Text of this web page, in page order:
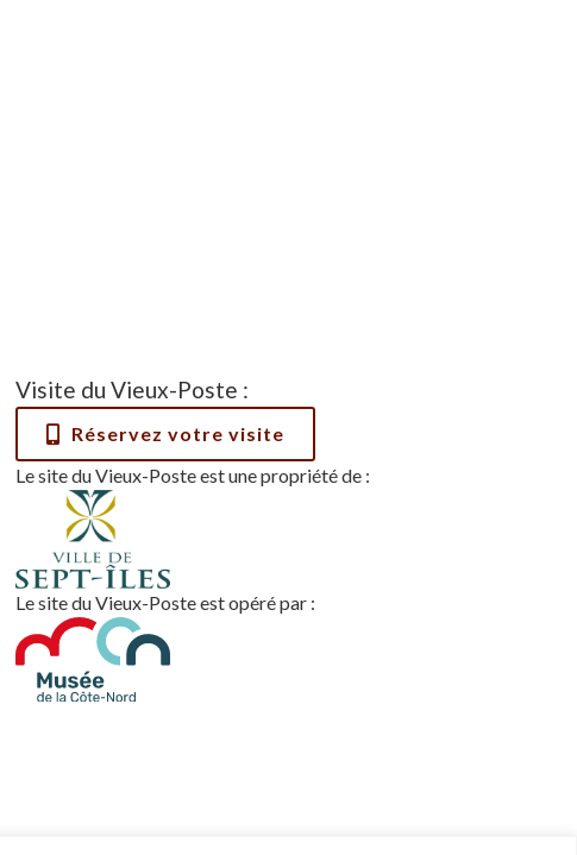
Visite du Vieux-Poste :
Réservez votre visite
Le site du Vieux-Poste est une propriété de :
Le site du Vieux-Poste est opéré par :